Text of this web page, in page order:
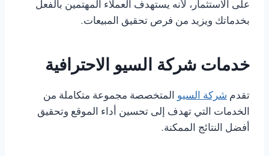
على الاستثمار، لأنه يستهدف العملاء المهتمين بالفعل
بخدماتك ويزيد من فرص تحقيق المبيعات.
خدمات شركة السيو الاحترافية
تقدم شركة السيو المتخصصة مجموعة متكاملة من
الخدمات التي تهدف إلى تحسين أداء الموقع وتحقيق
أفضل النتائج الممكنة.